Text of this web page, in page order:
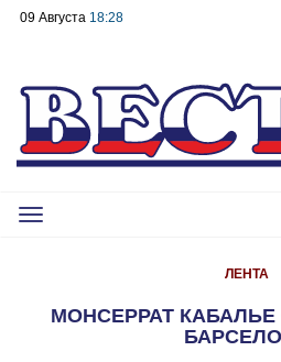
09 Августа 18:28
Toggle
ЛЕНТА
МОНСЕРРАТ